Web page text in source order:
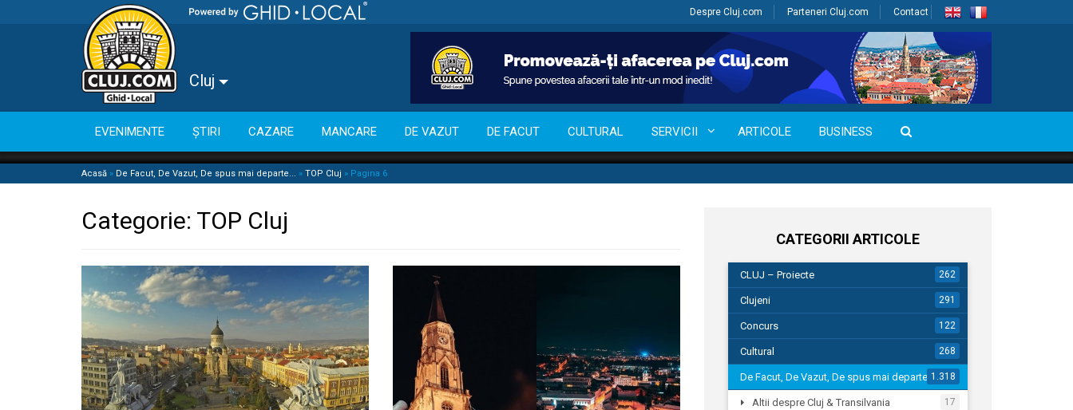
Despre Cluj.com Parteneri Cluj.com Contact
Cluj
EVENIMENTE ȘTIRI CAZARE MANCARE DE VAZUT DE FACUT CULTURAL SERVICII ARTICOLE BUSINESS
Acasă » De Facut, De Vazut, De spus mai departe... » TOP Cluj » Pagina 6
Categorie: TOP Cluj
CATEGORII ARTICOLE
CLUJ – Proiecte 262
Clujeni 291
Concurs 122
Cultural 268
De Facut, De Vazut, De spus mai departe…1.318
Altii despre Cluj & Transilvania 17